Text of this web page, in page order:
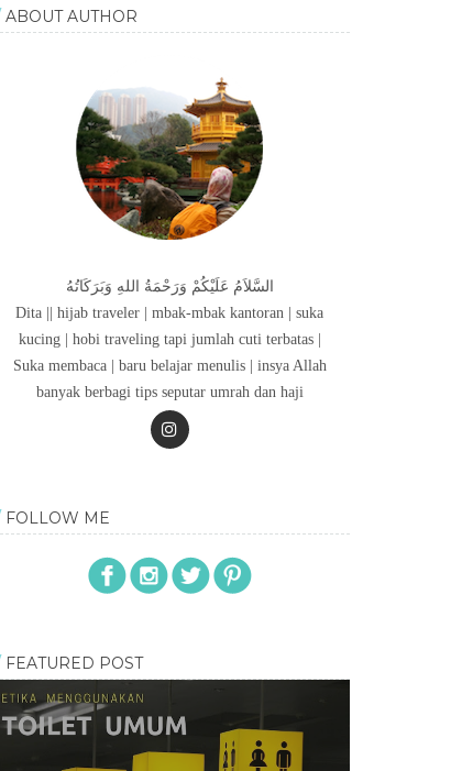
ABOUT AUTHOR
السَّلاَمُ عَلَيْكُمْ وَرَحْمَةُ اللهِ وَبَرَكَاتُهُ
Dita || hijab traveler | mbak-mbak kantoran | suka
kucing | hobi traveling tapi jumlah cuti terbatas |
Suka membaca | baru belajar menulis | insya Allah
banyak berbagi tips seputar umrah dan haji
FOLLOW ME
FEATURED POST